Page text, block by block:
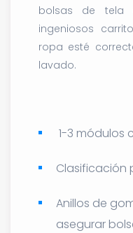
bolsas de tela
ingeniosos
ropa esté
lavado.
1-3 módulos
Clasificación
Anillos de
asegurar